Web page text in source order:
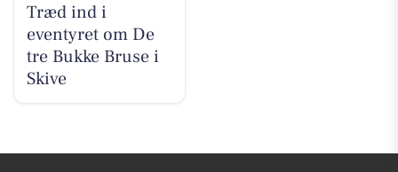
Træd ind i
eventyret om De
tre Bukke Bruse i
Skive